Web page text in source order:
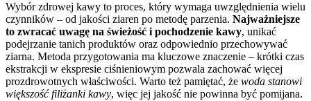
Wybór zdrowej kawy to proces, który wymaga uwzględnienia wielu
czynników – od jakości ziaren po metodę parzenia. Najważniejsze
to zwracać uwagę na świeżość i pochodzenie kawy, unikać
podejrzanie tanich produktów oraz odpowiednio przechowywać
ziarna. Metoda przygotowania ma kluczowe znaczenie – krótki czas
ekstrakcji w ekspresie ciśnieniowym pozwala zachować więcej
prozdrowotnych właściwości. Warto też pamiętać, że woda stanowi
większość filiżanki kawy, więc jej jakość nie powinna być pomijana.